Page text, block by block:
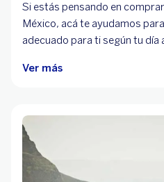
Si estás pensando en
México, acá te ayudamos
adecuado para ti según tu día
Ver más